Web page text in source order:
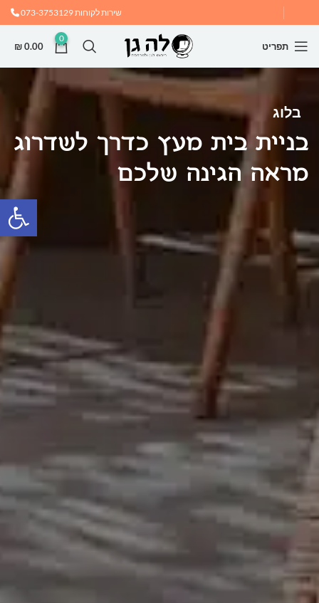
שירות לקוחות073-3753129
תפריט
0
₪0.00
בלוג
בניית בית מעץ כדרך לשדרוג
מראה הגינה שלכם